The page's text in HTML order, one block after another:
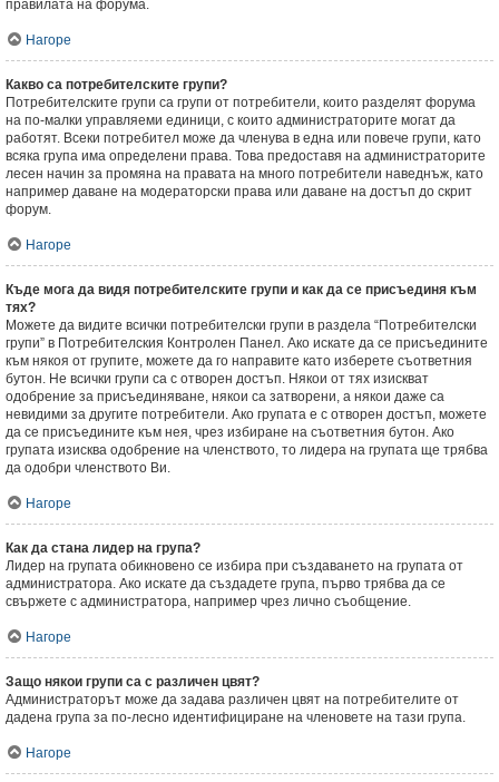
правилата на форума.
Нагоре
Какво са потребителските групи?
Потребителските групи са групи от потребители, които разделят форума
на по-малки управляеми единици, с които администраторите могат да
работят. Всеки потребител може да членува в една или повече групи, като
всяка група има определени права. Това предоставя на администраторите
лесен начин за промяна на правата на много потребители наведнъж, като
например даване на модераторски права или даване на достъп до скрит
форум.
Нагоре
Къде мога да видя потребителските групи и как да се присъединя към
тях?
Можете да видите всички потребителски групи в раздела “Потребителски
групи” в Потребителския Контролен Панел. Ако искате да се присъедините
към някоя от групите, можете да го направите като изберете съответния
бутон. Не всички групи са с отворен достъп. Някои от тях изискват
одобрение за присъединяване, някои са затворени, а някои даже са
невидими за другите потребители. Ако групата е с отворен достъп, можете
да се присъедините към нея, чрез избиране на съответния бутон. Ако
групата изисква одобрение на членството, то лидера на групата ще трябва
да одобри членството Ви.
Нагоре
Как да стана лидер на група?
Лидер на групата обикновено се избира при създаването на групата от
администратора. Ако искате да създадете група, първо трябва да се
свържете с администратора, например чрез лично съобщение.
Нагоре
Защо някои групи са с различен цвят?
Администраторът може да задава различен цвят на потребителите от
дадена група за по-лесно идентифициране на членовете на тази група.
Нагоре